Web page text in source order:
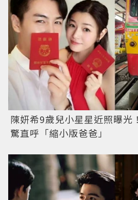
陳妍希9歲兒小星星近照曝光
驚直呼「縮小版爸爸」